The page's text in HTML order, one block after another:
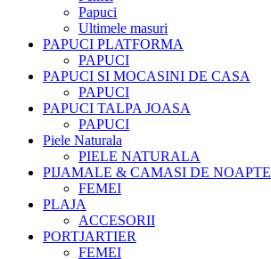
Papuci
Ultimele masuri
PAPUCI PLATFORMA
PAPUCI
PAPUCI SI MOCASINI DE CASA
PAPUCI
PAPUCI TALPA JOASA
PAPUCI
Piele Naturala
PIELE NATURALA
PIJAMALE & CAMASI DE NOAPTE
FEMEI
PLAJA
ACCESORII
PORTJARTIER
FEMEI